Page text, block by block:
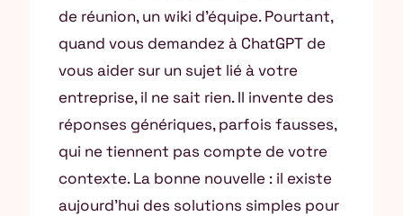
de réunion, un wiki d’équipe. Pourtant,
quand vous demandez à ChatGPT de
vous aider sur un sujet lié à votre
entreprise, il ne sait rien. Il invente des
réponses génériques, parfois fausses,
qui ne tiennent pas compte de votre
contexte. La bonne nouvelle : il existe
aujourd’hui des solutions simples pour